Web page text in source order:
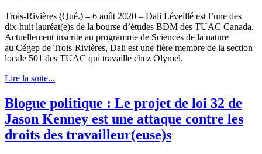
Trois-Rivières (Qué.) – 6 août 2020 – Dali Léveillé est l’une des
dix-huit lauréat(e)s de la bourse d’études BDM des TUAC Canada.
Actuellement inscrite au programme de Sciences de la nature
au Cégep de Trois-Rivières, Dali est une fière membre de la section
locale 501 des TUAC qui travaille chez Olymel.
Lire la suite...
Blogue politique : Le projet de loi 32 de
Jason Kenney est une attaque contre les
droits des travailleur(euse)s